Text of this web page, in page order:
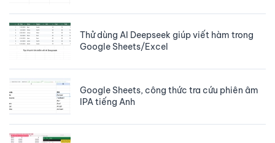
Thử dùng AI Deepseek giúp viết hàm trong
Google Sheets/Excel
Google Sheets, công thức tra cứu phiên âm
IPA tiếng Anh